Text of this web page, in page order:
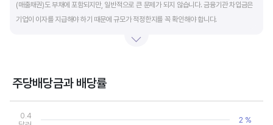
(매출채권)도 부채에 포함되지만, 일반적으로 큰 문제가 되지 않습니다. 금융기관 차입금은
기업이 이자를 지급해야 하기 때문에 규모가 적정한지를 꼭 확인해야 합니다.
비교해서 보는 것이 좋습니다. 그외 이자보상배율과 현금흐름표를 함께 체크하면, 부도
주당배당금과 배당률
Chart
Combination chart with 2 data series.
0.4
2 %